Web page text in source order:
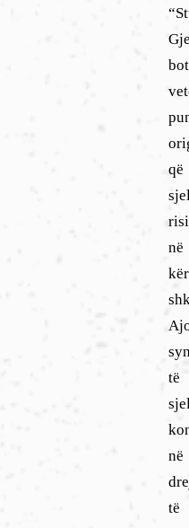
që
risi
në
të
në
të